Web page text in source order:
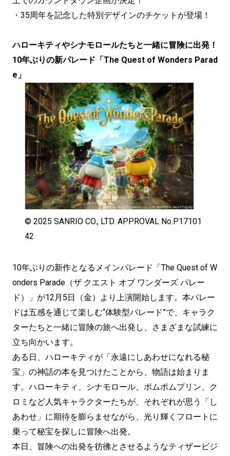
・35周年を記念した特別デザインのチケットが登場！
ハローキティやシナモロールたちと一緒に冒険に出発！
10年ぶりの新パレード「The Quest of Wonders Parad
e」
© 2025 SANRIO CO., LTD. APPROVAL No.P17101
42
10年ぶりの新作となるメインパレード「The Quest of W
onders Parade（ザ クエスト オブ ワンダーズ パレー
ド）」が12月5日（金）より上演開始します。本パレー
ドは五感を通じて楽しむ“体験型パレード”で、キャラク
ターたちと一緒に冒険の旅へ出発し、さまざまな試練に
立ち向かいます。
ある日、ハローキティが「永遠にしあわせになれる秘
宝」の神話の本を見つけたことから、物語は始まりま
す。ハローキティ、シナモロール、ポムポムプリン、ク
ロミなど人気キャラクターたちが、それぞれが思う「し
あわせ」に期待を膨らませながら、光り輝くフロートに
乗って秘宝を探しに冒険へ出発。
本日、冒険への出発を彷彿とさせるようなティザービジ